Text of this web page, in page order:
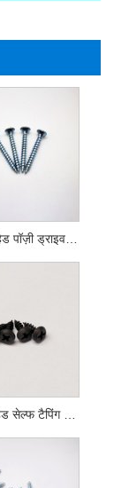
डबल फ्लैट हेड पॉज़ी ड्राइव चिपबोर्ड स्क्रू